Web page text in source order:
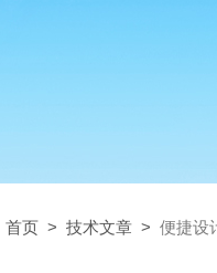
首页 > 技术文章 > 便捷设